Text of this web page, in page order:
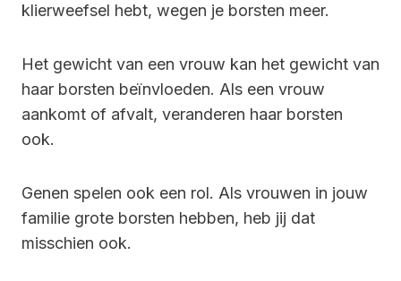
klierweefsel hebt, wegen je borsten meer.
Het gewicht van een vrouw kan het gewicht van
haar borsten beïnvloeden. Als een vrouw
aankomt of afvalt, veranderen haar borsten
ook.
Genen spelen ook een rol. Als vrouwen in jouw
familie grote borsten hebben, heb jij dat
misschien ook.